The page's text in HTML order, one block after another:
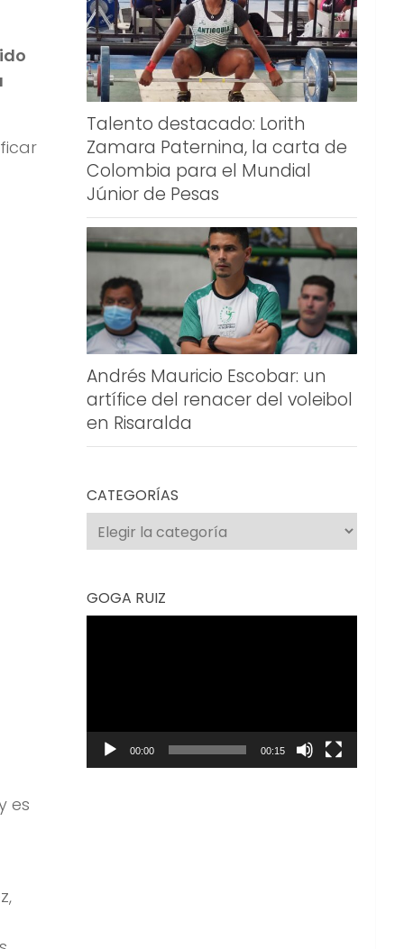
es
Talento destacado: Lorith
Zamara Paternina, la carta de
Colombia para el Mundial
Júnior de Pesas
Andrés Mauricio Escobar: un
artífice del renacer del voleibol
en Risaralda
CATEGORÍAS
Categorías
GOGA RUIZ
00:00 00:15